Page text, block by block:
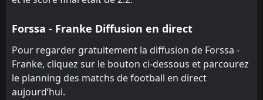
Forssa - Franke Diffusion en direct
Pour regarder gratuitement la diffusion de Forssa -
Franke, cliquez sur le bouton ci-dessous et parcourez
le planning des matchs de football en direct
aujourd’hui.